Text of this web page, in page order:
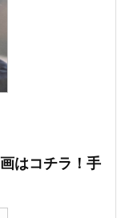
はコチラ！手